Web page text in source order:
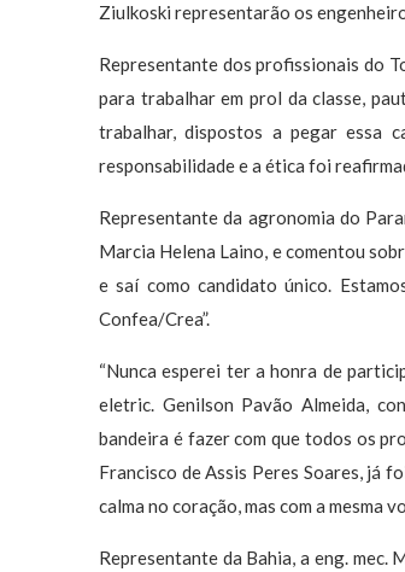
Ziulkoski representarão os
Representante dos profissionais do
para trabalhar em prol da classe,
trabalhar, dispostos a pegar essa
responsabilidade e a ética foi
Representante da agronomia do
Marcia Helena Laino, e comentou
e saí como candidato único.
Confea/Crea”.
“Nunca esperei ter a honra de
eletric. Genilson Pavão Almeida,
bandeira é fazer com que todos os
Francisco de Assis Peres Soares, já
calma no coração, mas com a mesma
Representante da Bahia, a eng. mec.